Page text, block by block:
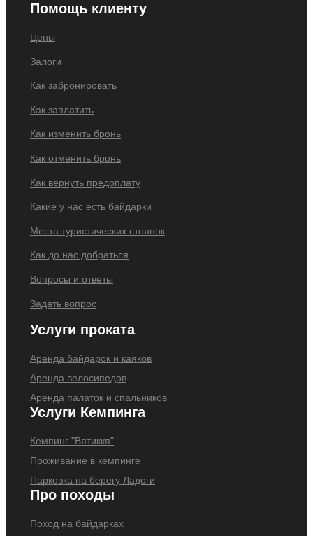
Помощь клиенту
Цены
Залоги
Как забронировать
Как заплатить
Как изменить бронь
Как отменить бронь
Как вернуть предоплату
Какие у нас есть байдарки
Места туристических стоянок
Как до нас добраться
Вопросы и ответы
Задать вопрос
Услуги проката
Аренда байдарок и каяков
Аренда велосипедов
Аренда палаток и спальников
Услуги Кемпинга
Кемпинг "Вятиккя"
Проживание в кемпинге
Парковка на берегу Ладоги
Про походы
Поход на байдарках